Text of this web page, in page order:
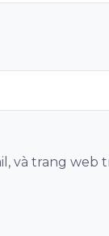
và trang